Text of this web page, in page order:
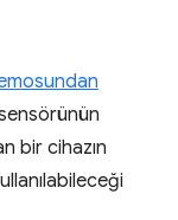
bir cihazın